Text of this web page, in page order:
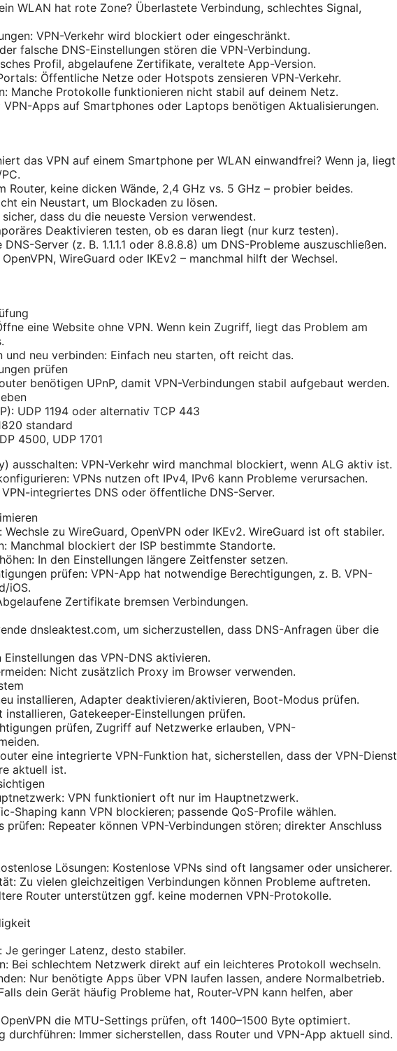
WLAN hat rote Zone? Überlastete Verbindung, schlechtes Signal,
VPN-Verkehr wird blockiert oder eingeschränkt.
falsche DNS-Einstellungen stören die VPN-Verbindung.
Profil, abgelaufene Zertifikate, veraltete App-Version.
Öffentliche Netze oder Hotspots zensieren VPN-Verkehr.
Manche Protokolle funktionieren nicht stabil auf deinem Netz.
Apps auf Smartphones oder Laptops benötigen Aktualisierungen.
das VPN auf einem Smartphone per WLAN einwandfrei? Wenn ja, liegt
Router, keine dicken Wände, 2,4 GHz vs. 5 GHz – probier beides.
ein Neustart, um Blockaden zu lösen.
dass du die neueste Version verwendest.
Deaktivieren testen, ob es daran liegt (nur kurz testen).
Server (z. B. 1.1.1.1 oder 8.8.8.8) um DNS-Probleme auszuschließen.
WireGuard oder IKEv2 – manchmal hilft der Wechsel.
eine Website ohne VPN. Wenn kein Zugriff, liegt das Problem am
und neu verbinden: Einfach neu starten, oft reicht das.
prüfen
benötigen UPnP, damit VPN-Verbindungen stabil aufgebaut werden.
UDP 1194 oder alternativ TCP 443
standard
4500, UDP 1701
ausschalten: VPN-Verkehr wird manchmal blockiert, wenn ALG aktiv ist.
VPNs nutzen oft IPv4, IPv6 kann Probleme verursachen.
integriertes DNS oder öffentliche DNS-Server.
zu WireGuard, OpenVPN oder IKEv2. WireGuard ist oft stabiler.
Manchmal blockiert der ISP bestimmte Standorte.
In den Einstellungen längere Zeitfenster setzen.
prüfen: VPN-App hat notwendige Berechtigungen, z. B. VPN-
iOS.
Zertifikate bremsen Verbindungen.
dnsleaktest.com, um sicherzustellen, dass DNS-Anfragen über die
das VPN-DNS aktivieren.
Nicht zusätzlich Proxy im Browser verwenden.
installieren, Adapter deaktivieren/aktivieren, Boot-Modus prüfen.
installieren, Gatekeeper-Einstellungen prüfen.
prüfen, Zugriff auf Netzwerke erlauben, VPN-
eine integrierte VPN-Funktion hat, sicherstellen, dass der VPN-Dienst
aktuell ist.
VPN funktioniert oft nur im Hauptnetzwerk.
Shaping kann VPN blockieren; passende QoS-Profile wählen.
prüfen: Repeater können VPN-Verbindungen stören; direkter Anschluss
Lösungen: Kostenlose VPNs sind oft langsamer oder unsicherer.
Zu vielen gleichzeitigen Verbindungen können Probleme auftreten.
Router unterstützen ggf. keine modernen VPN-Protokolle.
geringer Latenz, desto stabiler.
Bei schlechtem Netzwerk direkt auf ein leichteres Protokoll wechseln.
Nur benötigte Apps über VPN laufen lassen, andere Normalbetrieb.
dein Gerät häufig Probleme hat, Router-VPN kann helfen, aber
die MTU-Settings prüfen, oft 1400–1500 Byte optimiert.
durchführen: Immer sicherstellen, dass Router und VPN-App aktuell sind.